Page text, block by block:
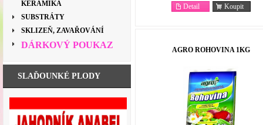
KERAMIKA
SUBSTRÁTY
SKLIZEŇ, ZAVAŘOVÁNÍ
DÁRKOVÝ POUKAZ
SLAĎOUNKÉ PLODY
Koupit
Detail
AGRO ROHOVINA 1KG